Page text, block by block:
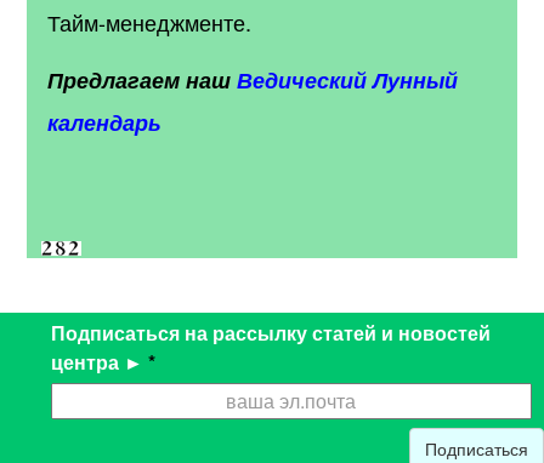
Тайм-менеджменте.
Предлагаем нашВедический Лунный
календарь
Подписаться на рассылку статей и новостей
центра ► *
Подписаться